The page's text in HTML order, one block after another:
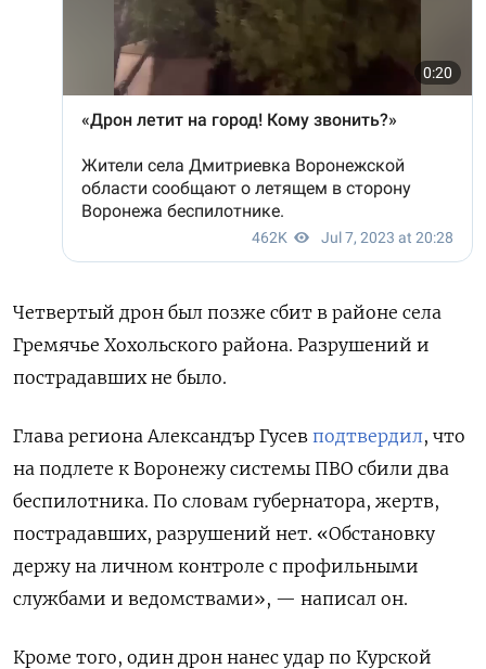
Четвертый дрон был позже сбит в районе села
Гремячье Хохольского района. Разрушений и
пострадавших не было.
Глава региона Александър Гусев подтвердил, что
на подлете к Воронежу системы ПВО сбили два
беспилотника. По словам губернатора, жертв,
пострадавших, разрушений нет. «Обстановку
держу на личном контроле с профильными
службами и ведомствами», — написал он.
Кроме того, один дрон нанес удар по Курской